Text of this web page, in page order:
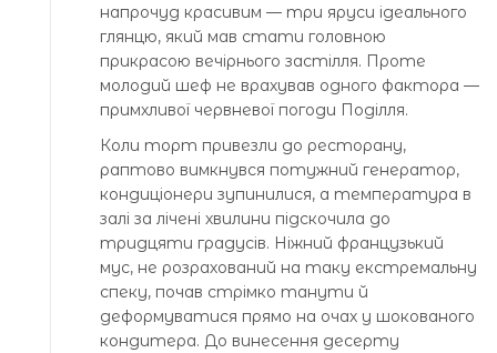
напрочуд красивим — три яруси ідеального
глянцю, який мав стати головною
прикрасою вечірнього застілля. Проте
молодий шеф не врахував одного фактора —
примхливої червневої погоди Поділля.
Коли торт привезли до ресторану,
раптово вимкнувся потужний генератор,
кондиціонери зупинилися, а температура в
залі за лічені хвилини підскочила до
тридцяти градусів. Ніжний французький
мус, не розрахований на таку екстремальну
спеку, почав стрімко танути й
деформуватися прямо на очах у шокованого
кондитера. До винесення десерту